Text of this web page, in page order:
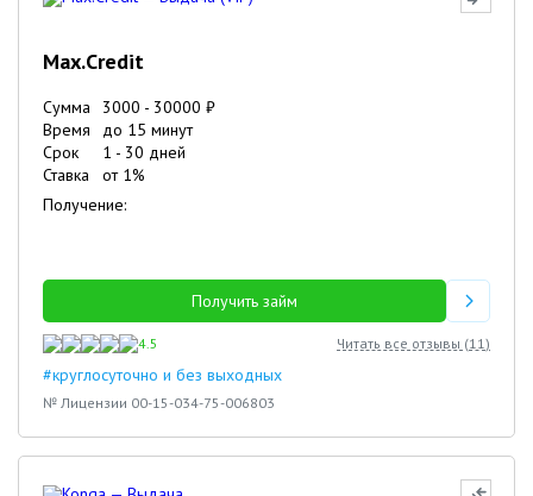
Max.Credit
Сумма 3000 - 30000 ₽
Время
до 15 минут
Срок
1 - 30 дней
Ставка
от 1%
Получение:
Получить займ
4.5 Читать все отзывы (11)
#круглосуточно и без выходных
№ Лицензии 00-15-034-75-006803